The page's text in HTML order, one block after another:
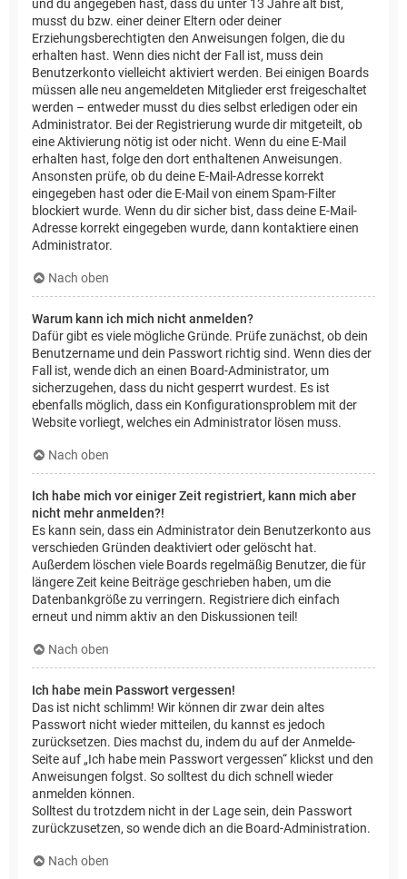
und du angegeben hast, dass du unter 13 Jahre alt bist,
musst du bzw. einer deiner Eltern oder deiner
Erziehungsberechtigten den Anweisungen folgen, die du
erhalten hast. Wenn dies nicht der Fall ist, muss dein
Benutzerkonto vielleicht aktiviert werden. Bei einigen Boards
müssen alle neu angemeldeten Mitglieder erst freigeschaltet
werden – entweder musst du dies selbst erledigen oder ein
Administrator. Bei der Registrierung wurde dir mitgeteilt, ob
eine Aktivierung nötig ist oder nicht. Wenn du eine E-Mail
erhalten hast, folge den dort enthaltenen Anweisungen.
Ansonsten prüfe, ob du deine E-Mail-Adresse korrekt
eingegeben hast oder die E-Mail von einem Spam-Filter
blockiert wurde. Wenn du dir sicher bist, dass deine E-Mail-
Adresse korrekt eingegeben wurde, dann kontaktiere einen
Administrator.
Nach oben
Warum kann ich mich nicht anmelden?
Dafür gibt es viele mögliche Gründe. Prüfe zunächst, ob dein
Benutzername und dein Passwort richtig sind. Wenn dies der
Fall ist, wende dich an einen Board-Administrator, um
sicherzugehen, dass du nicht gesperrt wurdest. Es ist
ebenfalls möglich, dass ein Konfigurationsproblem mit der
Website vorliegt, welches ein Administrator lösen muss.
Nach oben
Ich habe mich vor einiger Zeit registriert, kann mich aber
nicht mehr anmelden?!
Es kann sein, dass ein Administrator dein Benutzerkonto aus
verschieden Gründen deaktiviert oder gelöscht hat.
Außerdem löschen viele Boards regelmäßig Benutzer, die für
längere Zeit keine Beiträge geschrieben haben, um die
Datenbankgröße zu verringern. Registriere dich einfach
erneut und nimm aktiv an den Diskussionen teil!
Nach oben
Ich habe mein Passwort vergessen!
Das ist nicht schlimm! Wir können dir zwar dein altes
Passwort nicht wieder mitteilen, du kannst es jedoch
zurücksetzen. Dies machst du, indem du auf der Anmelde-
Seite auf „Ich habe mein Passwort vergessen“ klickst und den
Anweisungen folgst. So solltest du dich schnell wieder
anmelden können.
Solltest du trotzdem nicht in der Lage sein, dein Passwort
zurückzusetzen, so wende dich an die Board-Administration.
Nach oben